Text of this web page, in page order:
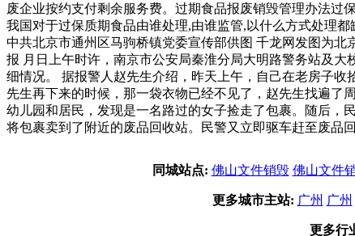
废企业按约支付剩余服务费。过期食品报废销毁管理办法
我国对于过保质期食品由谁处理,由谁监管,以什么方式处理
中共北京市通州区马驹桥镇党委宣传部供图 千龙网发图为
报 月日上午时许，南京市公安局秦淮分局大明路警务站及
细情况。 据报警人赵先生介绍，昨天上午，自己在老房子
先生再下来的时候，那一袋衣物已经不见了，赵先生找遍了
幼儿园和居民，发现是一名路过的女子捡走了包裹。随后，
将包裹卖到了附近的废品回收站。民警又立即驱车赶至废品
同城站点: 佛山文件销毁 佛山文件
更多城市主站: 广州 广州
更多行